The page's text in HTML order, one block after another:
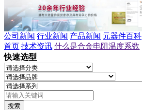
公司新闻 行业新闻 产品新闻 元器件百科
首页 技术资讯 什么是合金电阻温度系数
快速选型
搜索